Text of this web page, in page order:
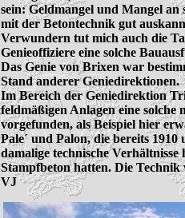
sein: Geldmangel und Mangel
mit der Betontechnik gut
Verwundern tut mich auch die
Genieoffiziere eine solche
Das Genie von Brixen war
Stand anderer Geniedirektionen.
Im Bereich der Geniedirektion
feldmäßigen Anlagen eine
vorgefunden, als Beispiel hier
Pale´ und Palon, die bereits
damalige technische
Stampfbeton hatten. Die
VJ